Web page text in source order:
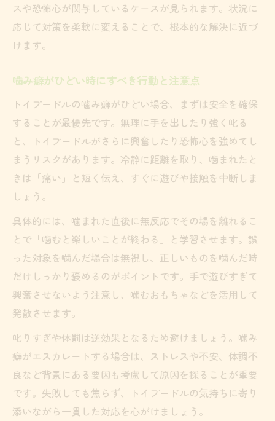
スや恐怖心が関与しているケースが見られます。状況に
応じて対策を柔軟に変えることで、根本的な解決に近づ
けます。
噛み癖がひどい時にすべき行動と注意点
トイプードルの噛み癖がひどい場合、まずは安全を確保
することが最優先です。無理に手を出したり強く叱る
と、トイプードルがさらに興奮したり恐怖心を強めてし
まうリスクがあります。冷静に距離を取り、噛まれたと
きは「痛い」と短く伝え、すぐに遊びや接触を中断しま
しょう。
具体的には、噛まれた直後に無反応でその場を離れるこ
とで「噛むと楽しいことが終わる」と学習させます。誤
った対象を噛んだ場合は無視し、正しいものを噛んだ時
だけしっかり褒めるのがポイントです。手で遊びすぎて
興奮させないよう注意し、噛むおもちゃなどを活用して
発散させます。
叱りすぎや体罰は逆効果となるため避けましょう。噛み
癖がエスカレートする場合は、ストレスや不安、体調不
良など背景にある要因も考慮して原因を探ることが重要
です。失敗しても焦らず、トイプードルの気持ちに寄り
添いながら一貫した対応を心がけましょう。